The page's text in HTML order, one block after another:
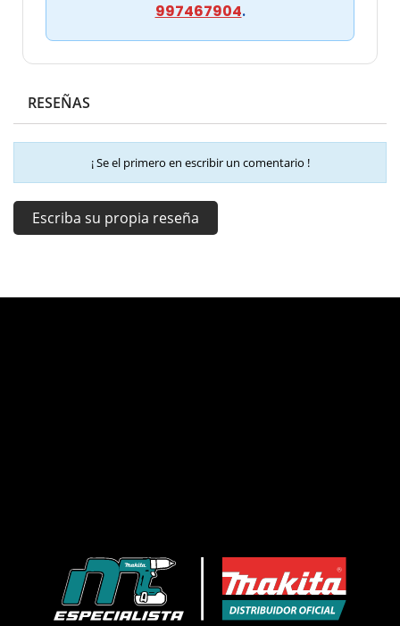
997467904.
RESEÑAS
¡ Se el primero en escribir un comentario !
Escriba su propia reseña